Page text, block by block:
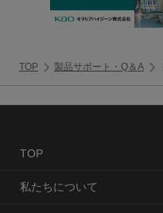
TOP 製品サポート・Q＆A
TOP
私たちについて